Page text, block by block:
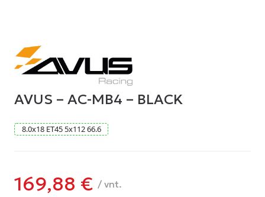
AVUS – AC-MB4 – BLACK
8.0x18 ET45 5x11266.6
169,88 € / vnt.